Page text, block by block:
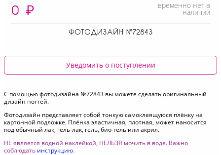
0 ₽ временно нет в
наличии
ФОТОДИЗАЙН №72843
Уведомить о поступлении
С помощью фотодизайна №72843 вы можете сделать оригинальный
дизайн ногтей.
Фотодизайн представляет собой тонкую самоклеящуюся плёнку на
картонной подложке. Плёнка эластичная, плотная, может наносится
под обычный лак, гель-лак, гель, био-гель или акрил.
НЕ является водной наклейкой, НЕЛЬЗЯ мочить в воде. Важно
соблюдать инструкцию.